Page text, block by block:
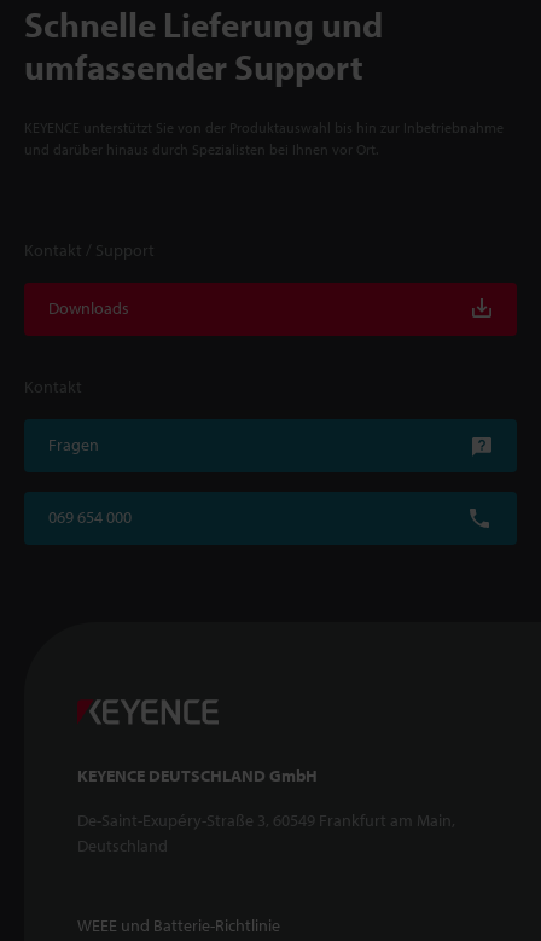
Schnelle Lieferung und
umfassender Support
KEYENCE unterstützt Sie von der Produktauswahl bis hin zur Inbetriebnahme
und darüber hinaus durch Spezialisten bei Ihnen vor Ort.
Kontakt / Support
Downloads
Kontakt
Fragen
069 654 000
KEYENCE DEUTSCHLAND GmbH
De-Saint-Exupéry-Straße 3, 60549 Frankfurt am Main,
Deutschland
WEEE und Batterie-Richtlinie